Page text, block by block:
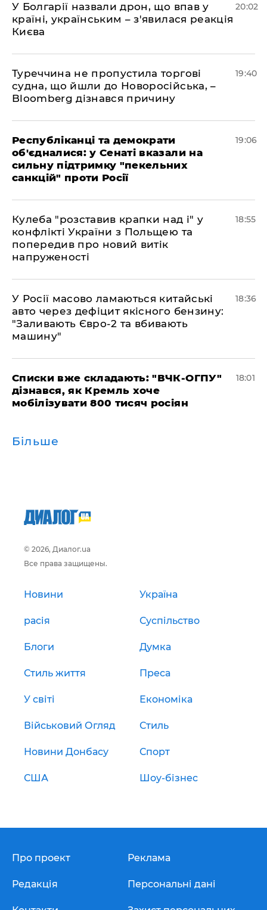
У Болгарії назвали дрон, що впав у
країні, українським – з'явилася реакція
Києва
20:02
Туреччина не пропустила торгові
судна, що йшли до Новоросійська, –
Bloomberg дізнався причину
19:40
Республіканці та демократи
об'єдналися: у Сенаті вказали на
сильну підтримку "пекельних
санкцій" проти Росії
19:06
Кулеба "розставив крапки над і" у
конфлікті України з Польщею та
попередив про новий витік
напруженості
18:55
У Росії масово ламаються китайські
авто через дефіцит якісного бензину:
"Заливають Євро-2 та вбивають
машину"
18:36
Списки вже складають: "ВЧК-ОГПУ"
дізнався, як Кремль хоче
мобілізувати 800 тисяч росіян
18:01
Більше
© 2026, Диалог.ua
Все права защищены.
Новини Україна
расія Суспільство
Блоги Думка
Стиль життя Преса
У світі Економіка
Військовий Огляд Стиль
Новини Донбасу Спорт
США Шоу-бізнес
Про проект
Редакція
Реклама
Персональні дані